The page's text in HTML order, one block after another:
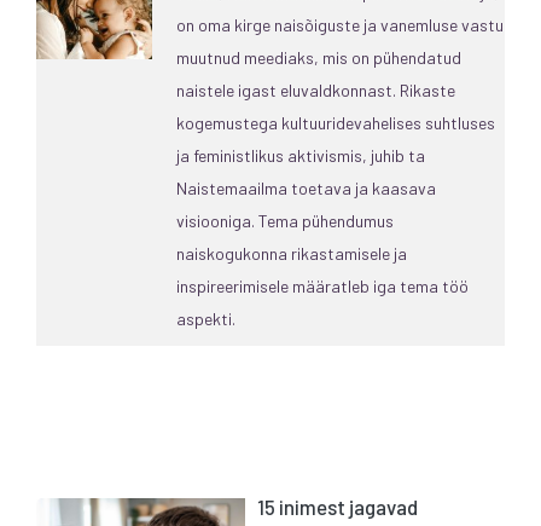
on oma kirge naisõiguste ja vanemluse vastu
muutnud meediaks, mis on pühendatud
naistele igast eluvaldkonnast. Rikaste
kogemustega kultuuridevahelises suhtluses
ja feministlikus aktivismis, juhib ta
Naistemaailma toetava ja kaasava
visiooniga. Tema pühendumus
naiskogukonna rikastamisele ja
inspireerimisele määratleb iga tema töö
aspekti.
15 inimest jagavad